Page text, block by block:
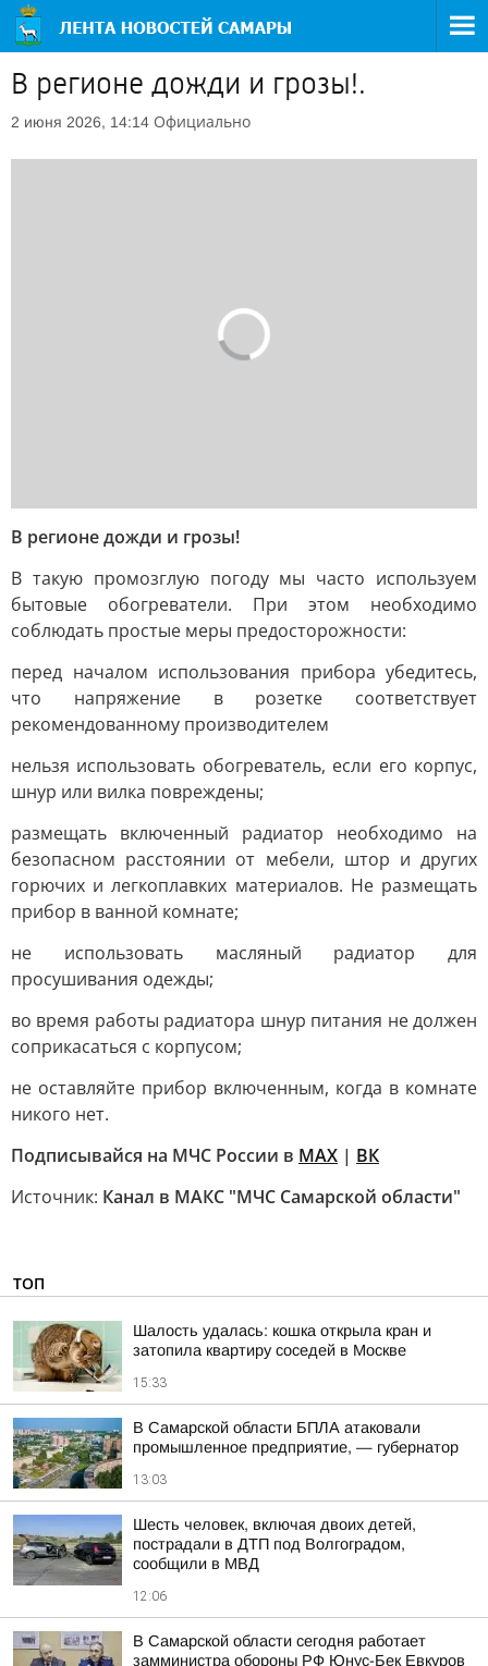
В регионе дожди и грозы!.
2 июня 2026, 14:14 Официально
В регионе дожди и грозы!
В такую промозглую погоду мы часто используем
бытовые обогреватели. При этом необходимо
соблюдать простые меры предосторожности:
перед началом использования прибора убедитесь,
что напряжение в розетке соответствует
рекомендованному производителем
нельзя использовать обогреватель, если его корпус,
шнур или вилка повреждены;
размещать включенный радиатор необходимо на
безопасном расстоянии от мебели, штор и других
горючих и легкоплавких материалов. Не размещать
прибор в ванной комнате;
не использовать масляный радиатор для
просушивания одежды;
во время работы радиатора шнур питания не должен
соприкасаться с корпусом;
не оставляйте прибор включенным, когда в комнате
никого нет.
Подписывайся на МЧС России в MAX | ВК
Источник: Канал в МАКС "МЧС Самарской области"
ТОП
Шалость удалась: кошка открыла кран и
затопила квартиру соседей в Москве
15:33
В Самарской области БПЛА атаковали
промышленное предприятие, — губернатор
13:03
Шесть человек, включая двоих детей,
пострадали в ДТП под Волгоградом,
сообщили в МВД
12:06
В Самарской области сегодня работает
замминистра обороны РФ Юнус-Бек Евкуров